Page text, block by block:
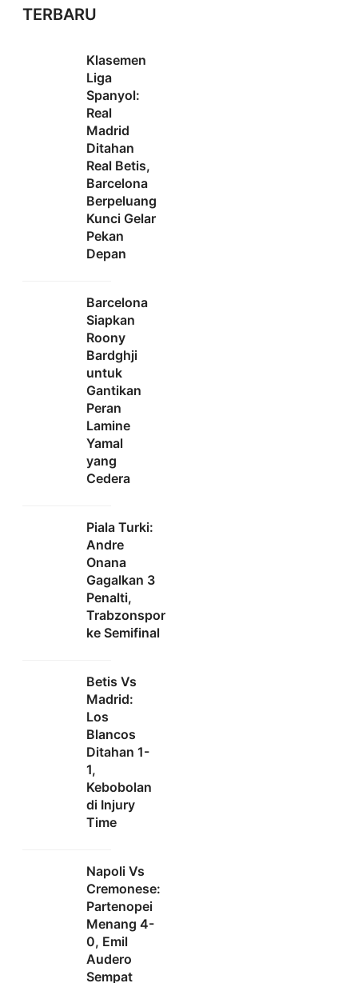
TERBARU
Klasemen
Liga
Spanyol:
Real
Madrid
Ditahan
Real Betis,
Barcelona
Berpeluang
Kunci Gelar
Pekan
Depan
Barcelona
Siapkan
Roony
Bardghji
untuk
Gantikan
Peran
Lamine
Yamal
yang
Cedera
Piala Turki:
Andre
Onana
Gagalkan 3
Penalti,
Trabzonspor
ke Semifinal
Betis Vs
Madrid:
Los
Blancos
Ditahan 1-
1,
Kebobolan
di Injury
Time
Napoli Vs
Cremonese:
Partenopei
Menang 4-
0, Emil
Audero
Sempat